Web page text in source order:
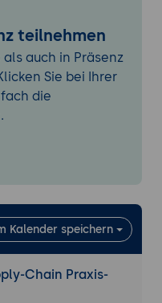
in der Supply
von JIT in der
-Steuerung in der
von JIT in
von
Supply Chain
teilnehmen
auch in Präsenz
Sie bei Ihrer
die
Kalender speichern
Chain Praxis-